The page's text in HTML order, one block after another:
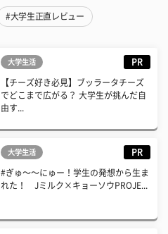
#大学生正直レビュー
大学生活 PR
【チーズ好き必見】ブッラータチーズ
でどこまで広がる？ 大学生が挑んだ自
由す...
大学生活 PR
#ぎゅ〜〜にゅー！学生の発想から生ま
れた！ Jミルク×キョーソウPROJE...